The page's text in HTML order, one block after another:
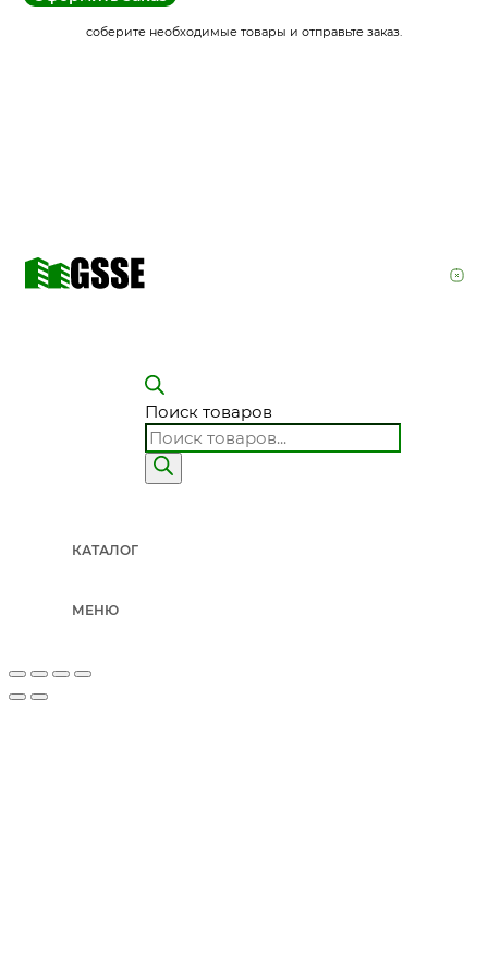
соберите необходимые товары и отправьте заказ.
Поиск товаров
КАТАЛОГ
МЕНЮ